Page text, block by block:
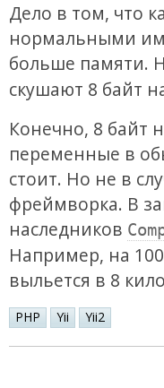
Дело в том, что
нормальными
больше памяти.
скушают 8 байт
Конечно, 8 байт
переменные в
стоит. Но не в
фреймворка. В
наследников
Например, на
выльется в 8
PHP Yii Yii2